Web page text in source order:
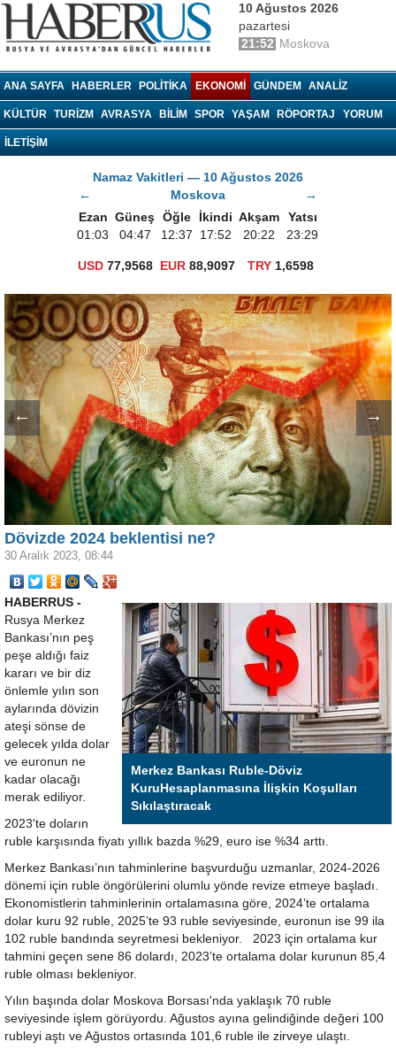
10 Ağustos 2026
pazartesi
21:52 Moskova
ANA SAYFA HABERLER POLITIKA EKONOMI GÜNDEM ANALIZ
KÜLTÜR TURIZM AVRASYA BILIM SPOR YAŞAM RÖPORTAJ YORUM
İLETİŞİM
Namaz Vakitleri — 10 Ağustos 2026
←
Moskova
→
Ezan Güneş Öğle İkindi Akşam
Yatsı
01:03
04:47 12:37 17:52 20:22 23:29
USD 77,9568 EUR 88,9097 TRY1,6598
← →
Dövizde 2024 beklentisi ne?
30 Aralık 2023, 08:44
Merkez Bankası Ruble-Döviz
KuruHesaplanmasına İlişkin Koşulları
Sıkılaştıracak
HABERRUS -
Rusya Merkez
Bankası’nın peş
peşe aldığı faiz
kararı ve bir diz
önlemle yılın son
aylarında dövizin
ateşi sönse de
gelecek yılda dolar
ve euronun ne
kadar olacağı
merak ediliyor.
2023'te doların
ruble karşısında fiyatı yıllık bazda %29, euro ise %34 arttı.
Merkez Bankası’nın tahminlerine başvurduğu uzmanlar, 2024-2026
dönemi için ruble öngörülerini olumlu yönde revize etmeye başladı.
Ekonomistlerin tahminlerinin ortalamasına göre, 2024’te ortalama
dolar kuru 92 ruble, 2025’te 93 ruble seviyesinde, euronun ise 99 ila
102 ruble bandında seyretmesi bekleniyor. 2023 için ortalama kur
tahmini geçen sene 86 dolardı, 2023’te ortalama dolar kurunun 85,4
ruble olması bekleniyor.
Yılın başında dolar Moskova Borsası'nda yaklaşık 70 ruble
seviyesinde işlem görüyordu. Ağustos ayına gelindiğinde değeri 100
rubleyi aştı ve Ağustos ortasında 101,6 ruble ile zirveye ulaştı.